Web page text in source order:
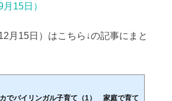
15日）
月15日）はこちら↓の記事にまと
でバイリンガル子育て（1） 家庭で育て